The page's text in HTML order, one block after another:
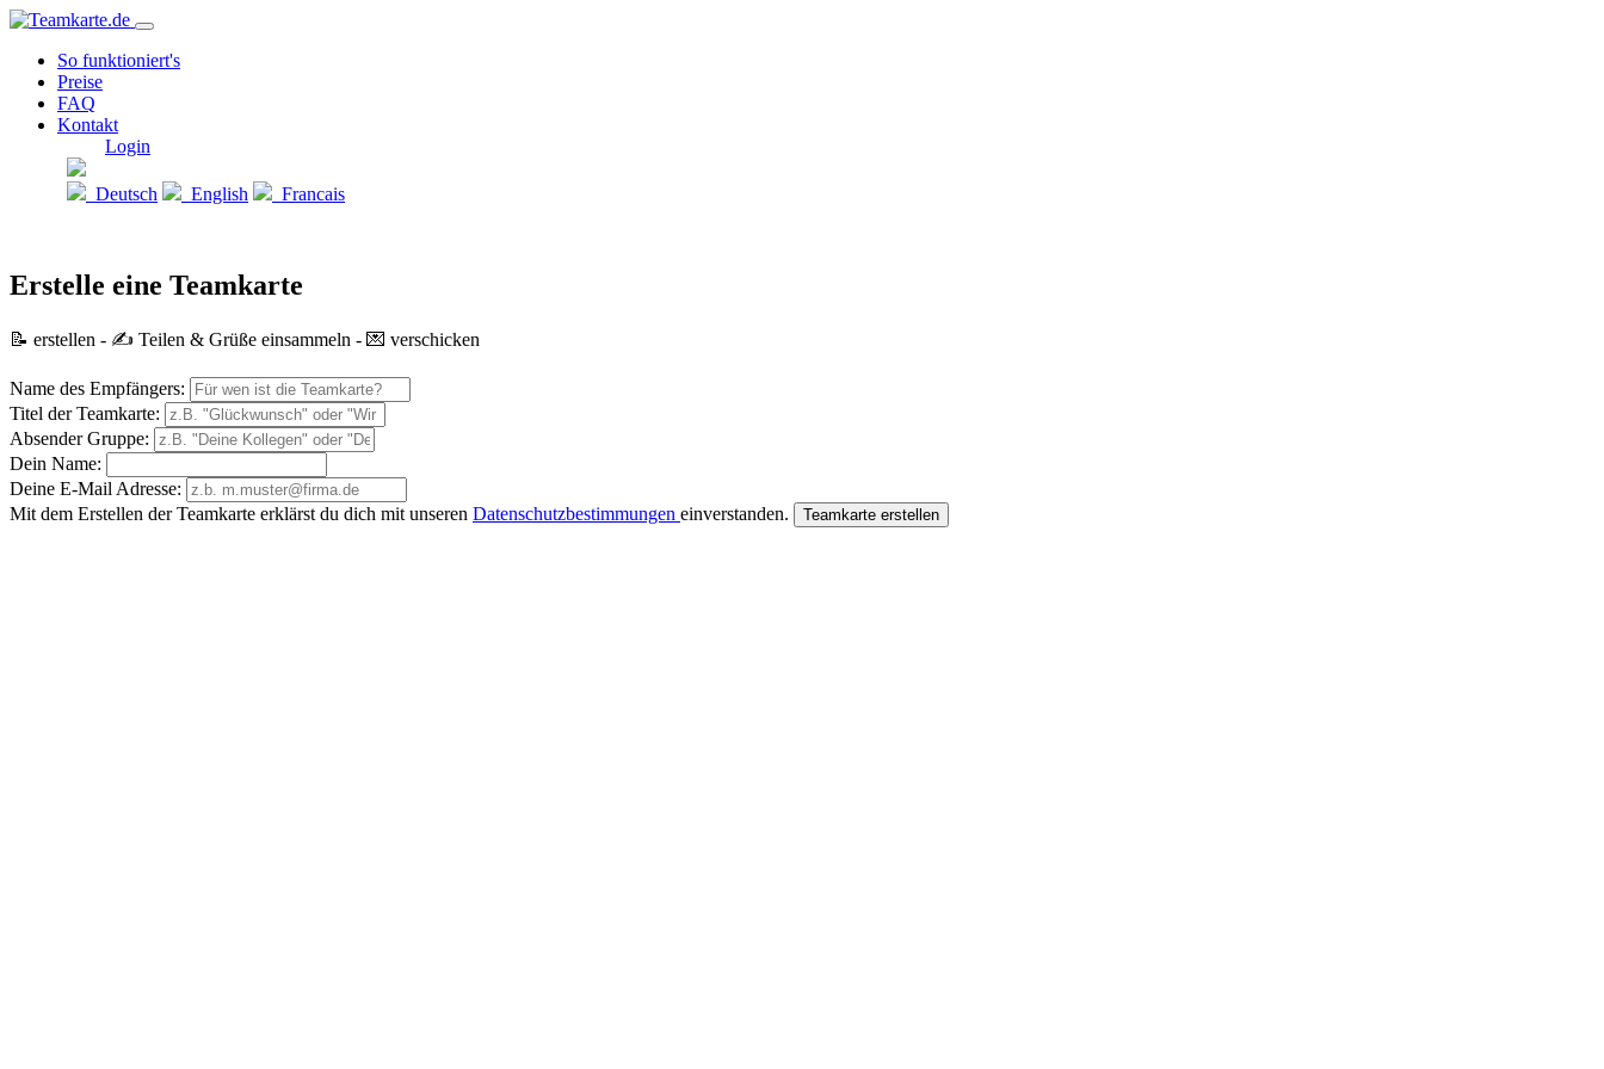
So funktioniert's
Preise
FAQ
Kontakt
Login
Deutsch English Francais
Erstelle eine Teamkarte
📝 erstellen - ✍️ Teilen & Grüße einsammeln - 💌 verschicken
Name des Empfängers:
Titel der Teamkarte:
Absender Gruppe:
Dein Name:
Deine E-Mail Adresse:
Mit dem Erstellen der Teamkarte erklärst du dich mit unseren Datenschutzbestimmungen einverstanden. Teamkarte erstellen